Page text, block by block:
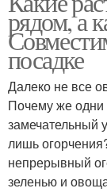
рядом, а
посадке
Далеко не все
Почему же
замечательный
лишь
непрерывный
зеленью и